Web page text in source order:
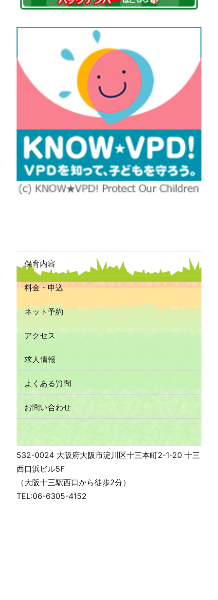
保育内容
料金・申込
ネット予約
アクセス
求人情報
よくある質問
お問い合わせ
532-0024 大阪府大阪市淀川区十三本町2-1-20 十三
西口浜ビル5F
（大阪十三駅西口から徒歩2分）
TEL:06-6305-4152